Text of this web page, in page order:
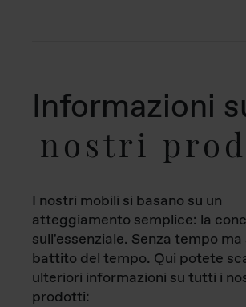
Informazioni
nostri
I nostri mobili si basano su un
atteggiamento semplice: la
sull'essenziale. Senza tempo
battito del tempo. Qui potete
ulteriori informazioni su tutti i
prodotti: